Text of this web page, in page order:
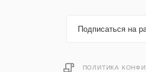
Подписаться на
ПОЛИТИКА